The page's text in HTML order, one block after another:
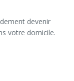
devenir
votre domicile.